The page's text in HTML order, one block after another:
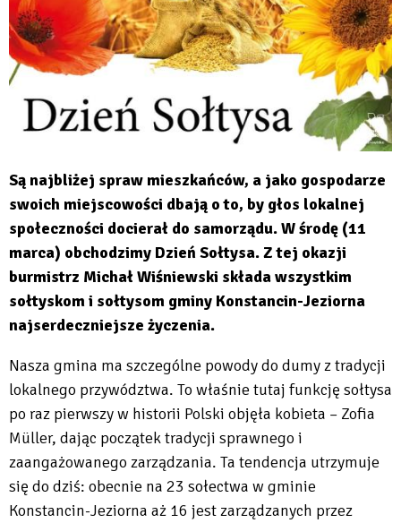
Są najbliżej spraw mieszkańców, a jako gospodarze
swoich miejscowości dbają o to, by głos lokalnej
społeczności docierał do samorządu. W środę (11
marca) obchodzimy Dzień Sołtysa. Z tej okazji
burmistrz Michał Wiśniewski składa wszystkim
sołtyskom i sołtysom gminy Konstancin-Jeziorna
najserdeczniejsze życzenia.
Nasza gmina ma szczególne powody do dumy z tradycji
lokalnego przywództwa. To właśnie tutaj funkcję sołtysa
po raz pierwszy w historii Polski objęła kobieta – Zofia
Müller, dając początek tradycji sprawnego i
zaangażowanego zarządzania. Ta tendencja utrzymuje
się do dziś: obecnie na 23 sołectwa w gminie
Konstancin-Jeziorna aż 16 jest zarządzanych przez